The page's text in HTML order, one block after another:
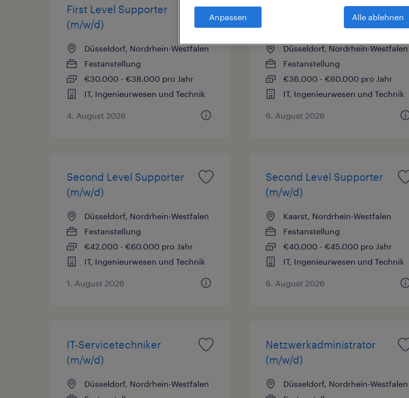
First Level Supporter
(m/w/d)
Düsseldorf, Nordrhein-Westfalen
Festanstellung
€30.000 - €38.000 pro Jahr
IT, Ingenieurwesen und Technik
4. August 2026
Windows Administrator
Düsseldorf, Nordrhein-Westfalen
Festanstellung
€36.000 - €60.000 pro Jahr
IT, Ingenieurwesen und Technik
6. August 2026
Second Level Supporter
(m/w/d)
Düsseldorf, Nordrhein-Westfalen
Festanstellung
€42.000 - €60.000 pro Jahr
IT, Ingenieurwesen und Technik
1. August 2026
Second Level Supporter
(m/w/d)
Kaarst, Nordrhein-Westfalen
Festanstellung
€40.000 - €45.000 pro Jahr
IT, Ingenieurwesen und Technik
6. August 2026
IT-Servicetechniker
(m/w/d)
Düsseldorf, Nordrhein-Westfalen
Netzwerkadministrator
(m/w/d)
Düsseldorf, Nordrhein-Westfalen
Anpassen Alle ablehnen